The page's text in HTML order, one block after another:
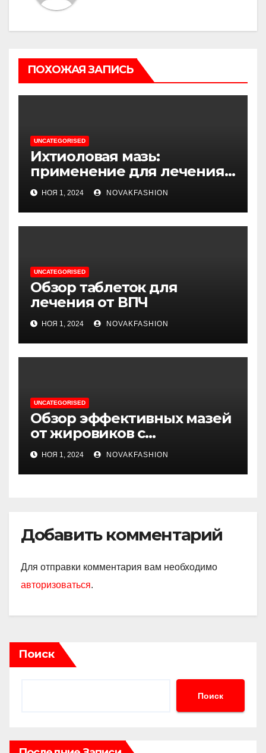
ПОХОЖАЯ ЗАПИСЬ
UNCATEGORISED
Ихтиоловая мазь:
применение для лечения
фурункулов
НОЯ 1, 2024 NOVAKFASHION
UNCATEGORISED
Обзор таблеток для
лечения от ВПЧ
НОЯ 1, 2024 NOVAKFASHION
UNCATEGORISED
Обзор эффективных мазей
от жировиков с
рассасывающим эффектом
НОЯ 1, 2024 NOVAKFASHION
Добавить комментарий
Для отправки комментария вам необходимо
авторизоваться.
Поиск
Поиск